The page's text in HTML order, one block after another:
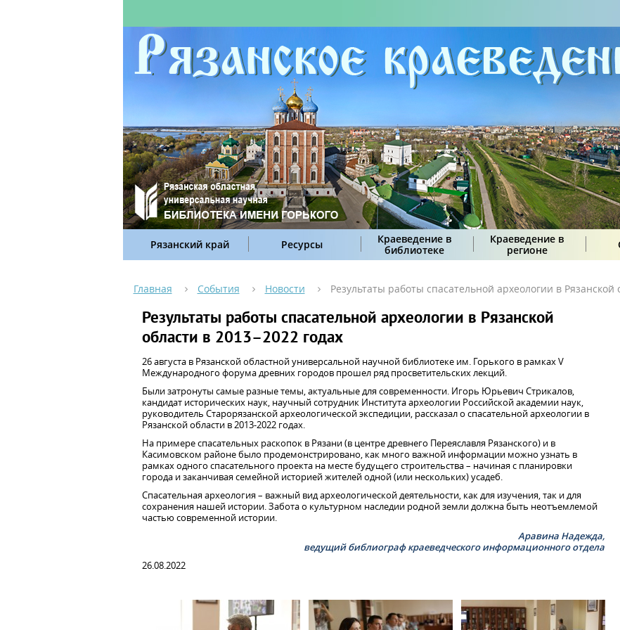
Рязанский край Ресурсы
Краеведение в
библиотеке
Краеведение в
регионе
Главная События Новости Результаты работы спасательной археологии в Рязанской
Результаты работы спасательной археологии в Рязанской
области в 2013–2022 годах
26 августа в Рязанской областной универсальной научной библиотеке им. Горького в рамках V
Международного форума древних городов прошел ряд просветительских лекций.
Были затронуты самые разные темы, актуальные для современности. Игорь Юрьевич Стрикалов,
кандидат исторических наук, научный сотрудник Института археологии Российской академии наук,
руководитель Старорязанской археологической экспедиции, рассказал о спасательной археологии в
Рязанской области в 2013-2022 годах.
На примере спасательных раскопок в Рязани (в центре древнего Переяславля Рязанского) и в
Касимовском районе было продемонстрировано, как много важной информации можно узнать в
рамках одного спасательного проекта на месте будущего строительства – начиная с планировки
города и заканчивая семейной историей жителей одной (или нескольких) усадеб.
Спасательная археология – важный вид археологической деятельности, как для изучения, так и для
сохранения нашей истории. Забота о культурном наследии родной земли должна быть неотъемлемой
частью современной истории.
Аравина Надежда,
ведущий библиограф краеведческого информационного отдела
26.08.2022